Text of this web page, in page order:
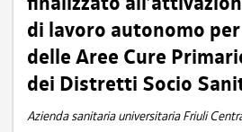
di lavoro autonomo
delle Aree Cure
dei Distretti Socio
Azienda sanitaria universitaria Friuli